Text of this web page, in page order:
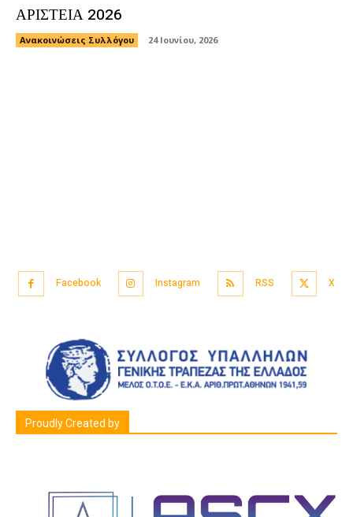
ΑΡΙΣΤΕΙΑ 2026
Ανακοινώσεις Συλλόγου 24 Ιουνίου, 2026
Facebook Instagram RSS X
Proudly Created by